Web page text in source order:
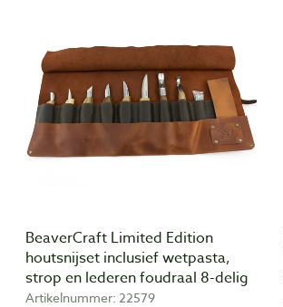
BeaverCraft Limited Edition
houtsnijset inclusief wetpasta,
strop en lederen foudraal 8-delig
Artikelnummer: 22579